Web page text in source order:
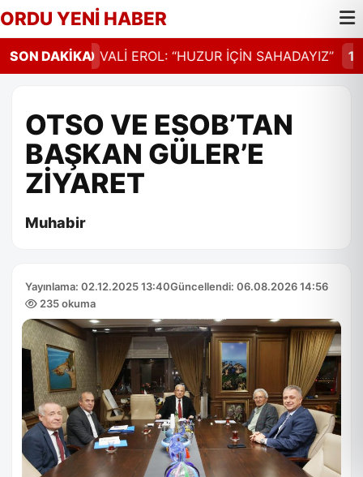
ORDU YENİ HABER
SON DAKİKA
14:30 VALİ EROL: “HUZUR İÇİN SAHADAYIZ”
OTSO VE ESOB’TAN
BAŞKAN GÜLER’E
ZİYARET
Muhabir
Yayınlama: 02.12.2025 13:40Güncellendi: 06.08.2026 14:56
235 okuma